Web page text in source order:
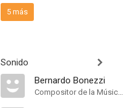
5 más
Sonido
Bernardo Bonezzi
Compositor de la Música Original